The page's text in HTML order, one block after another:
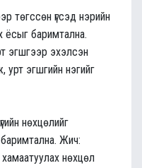
төгссөн үгсэд нэрийн
ёсыг баримтална.
эгшгээр эхэлсэн
урт эгшгийн нэгийг
нөхцөлийг
Жич:
нөхцөл